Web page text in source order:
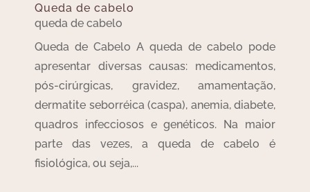
Queda de cabelo
queda de cabelo
Queda de Cabelo A queda de cabelo pode
apresentar diversas causas: medicamentos,
pós-cirúrgicas, gravidez, amamentação,
dermatite seborréica (caspa), anemia, diabete,
quadros infecciosos e genéticos. Na maior
parte das vezes, a queda de cabelo é
fisiológica, ou seja,...